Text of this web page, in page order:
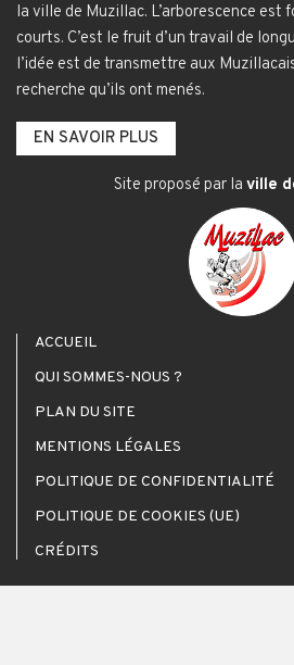
la ville de Muzillac. L’arborescence
courts. C’est le fruit d’un travail de
l’idée est de transmettre aux
recherche qu’ils ont menés.
EN SAVOIR PLUS
Site proposé par la ville
ACCUEIL
QUI SOMMES-NOUS ?
PLAN DU SITE
MENTIONS LÉGALES
POLITIQUE DE CONFIDENTIALITÉ
POLITIQUE DE COOKIES (UE)
CRÉDITS